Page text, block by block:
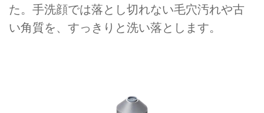
た。手洗顔では落とし切れない毛穴汚れや古
い角質を、すっきりと洗い落とします。